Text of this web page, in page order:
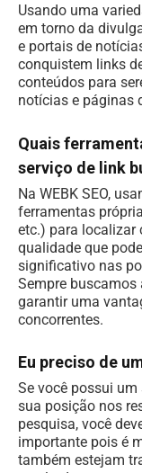
Usando uma
em torno da
e portais de
conquistem links
conteúdos para
notícias e páginas
Quais
serviço de link
Na WEBK SEO,
ferramentas
etc.) para localizar
qualidade que
significativo nas
Sempre buscamos
garantir uma
concorrentes.
Eu preciso de
Se você possui
sua posição nos
pesquisa, você
importante pois é
também estejam